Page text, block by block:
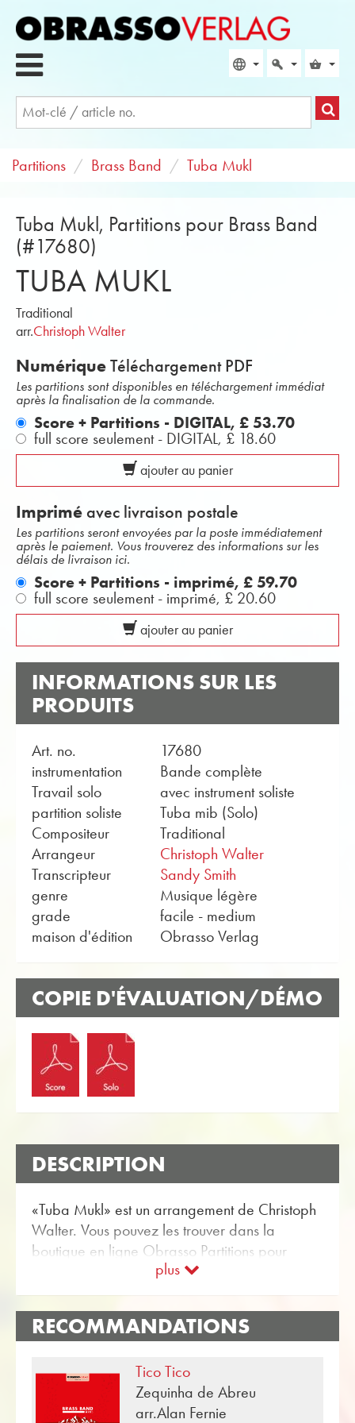
Partitions Brass Band Tuba Mukl
Tuba Mukl, Partitions pour Brass Band
(#17680)
TUBA MUKL
Traditional
arr.Christoph Walter
NumériqueTéléchargement PDF
Les partitions sont disponibles en téléchargement immédiat
après la finalisation de la commande.
Score + Partitions - DIGITAL, £ 53.70
full score seulement - DIGITAL, £ 18.60
ajouter au panier
Imprimé avec livraison postale
Les partitions seront envoyées par la poste immédiatement
après le paiement. Vous trouverez des informations sur les
délais de livraison ici.
Score + Partitions - imprimé, £ 59.70
full score seulement - imprimé, £ 20.60
ajouter au panier
INFORMATIONS SUR LES
PRODUITS
Art. no.
17680
instrumentation
Bande complète
Travail solo
avec instrument soliste
partition soliste
Tuba mib (Solo)
Compositeur
Traditional
Arrangeur
Christoph Walter
Transcripteur
Sandy Smith
genre
Musique légère
grade
facile - medium
maison d'édition
Obrasso Verlag
COPIE D'ÉVALUATION/DÉMO
DESCRIPTION
«Tuba Mukl» est un arrangement de Christoph
Walter. Vous pouvez les trouver dans la
boutique en ligne Obrasso Partitions pour
Brass Band avec l'article no. 17680
disponible. La partition est classée dans
Niveau de difficulté B / C (facile à moyen).
Plus Musique pour le divertissement pour Brass
fonction de recherche flexible.
Utilisez le score d'essai gratuit pour «Tuba
plus
RECOMMANDATIONS
Tico Tico
Zequinha de Abreu
arr.Alan Fernie